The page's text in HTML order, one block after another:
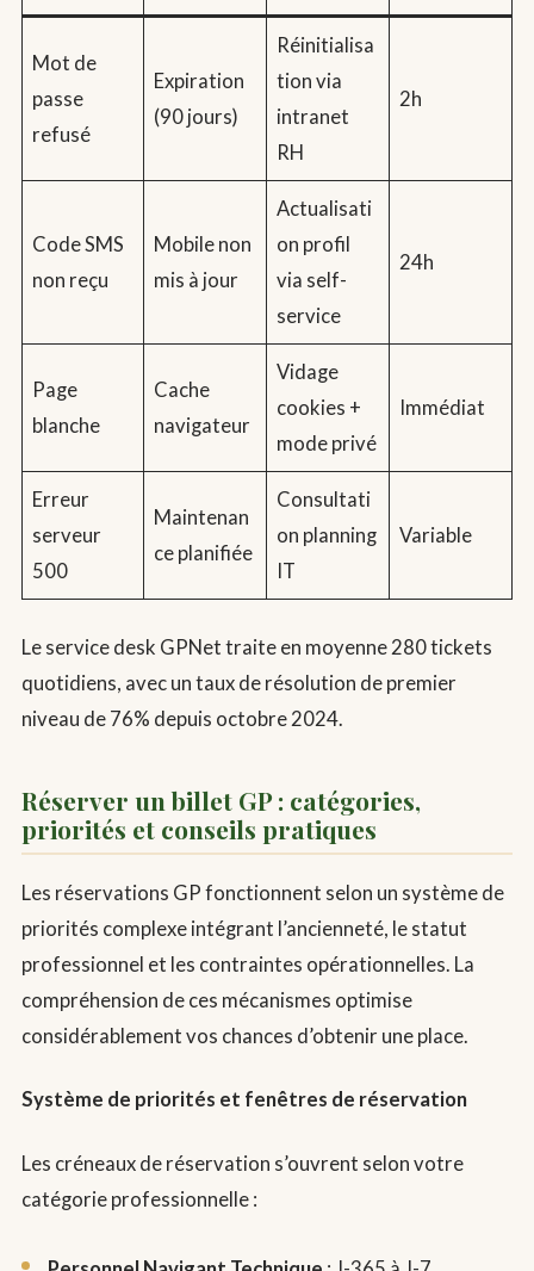
Mot de
passe
refusé
Expiration
(90 jours)
Réinitialisa
tion via
intranet
RH
2h
Code SMS
non reçu
Mobile non
mis à jour
Actualisati
on profil
via self-
service
24h
Page
blanche
Cache
navigateur
Vidage
cookies +
mode privé
Immédiat
Erreur
serveur
500
Maintenan
ce planifiée
Consultati
on planning
IT
Variable
Le service desk GPNet traite en moyenne 280 tickets
quotidiens, avec un taux de résolution de premier
niveau de 76% depuis octobre 2024.
Réserver un billet GP : catégories,
priorités et conseils pratiques
Les réservations GP fonctionnent selon un système de
priorités complexe intégrant l’ancienneté, le statut
professionnel et les contraintes opérationnelles. La
compréhension de ces mécanismes optimise
considérablement vos chances d’obtenir une place.
Système de priorités et fenêtres de réservation
Les créneaux de réservation s’ouvrent selon votre
catégorie professionnelle :